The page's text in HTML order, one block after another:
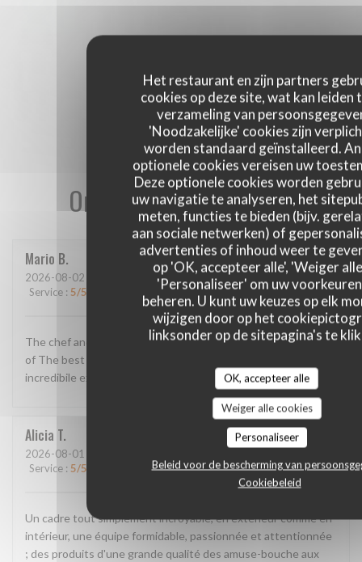
Het restaurant en zijn partners
cookies op deze site, wat kan leiden
verzameling van
'Noodzakelijke' cookies zijn
worden standaard geïnstalleerd.
optionele cookies vereisen uw
Deze optionele cookies worden
uw navigatie te analyseren, het
meten, functies te bieden (bijv.
aan sociale netwerken) of
advertenties of inhoud weer te
op 'OK, accepteer alle', 'Weiger
'Personaliseer' om uw
beheren. U kunt uw keuzes op elk
wijzigen door op het
linksonder op de sitepagina's te
OK, accepteer alle
Weiger alle cookies
Personaliseer
Beleid voor de bescherming van
Cookiebeleid
Onze gastbeoordelingen
Mario B
2026-08-02 - 13:00 - Gasten 2
Service : 5/5 /5 Keuken:5/5 Kwaliteit / Prijs: 4/5
The chef and The staff super super super The location One
of The best in France The food AMAZING!!! Thank u for this
incredibile experience!!
Alicia T
2026-08-01
Service : 5/5 5/5 Keuken:5/5 Kwaliteit / Prijs:5/5
Un cadre tout simplement incroyable, en extérieur comme en
intérieur, une équipe formidable, passionnée et attentionnée
; des produits d'une grande qualité des amuse-bouche aux